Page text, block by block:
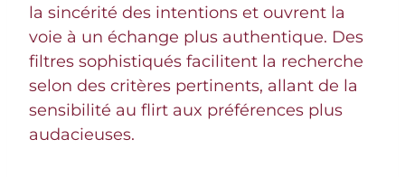
la sincérité des intentions et ouvrent la
voie à un échange plus authentique. Des
filtres sophistiqués facilitent la recherche
selon des critères pertinents, allant de la
sensibilité au flirt aux préférences plus
audacieuses.